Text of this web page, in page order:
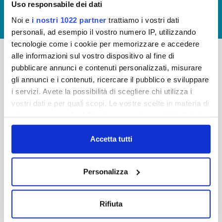
Uso responsabile dei dati
Noi e i nostri 1022 partner trattiamo i vostri dati
personali, ad esempio il vostro numero IP, utilizzando
tecnologie come i cookie per memorizzare e accedere
alle informazioni sul vostro dispositivo al fine di
pubblicare annunci e contenuti personalizzati, misurare
gli annunci e i contenuti, ricercare il pubblico e sviluppare
i servizi. Avete la possibilità di scegliere chi utilizza i
vostri dati e per quali scopi. Le vostre scelte in materia di
in cui avete effettuato le vostre scelte. È possibile
modificare o revocare il proprio consenso in qualsiasi
momento dalla Dichiarazione sui cookie o facendo clic
Con il tuo consenso, vorremmo anche:
raccogliere informazioni sulla tua posizione
Accetta tutti
Personalizza
Rifiuta
LAVORA CON NOI
Publiacqua S.p.A
Via Villamagna 90/c -
50126 Fi
Tel. +39 055688903
Reg Imprese Firenze
-
FAQ
PRIVACY POLICY
COOKIE
WHISTLEBLOWING
CREDITS